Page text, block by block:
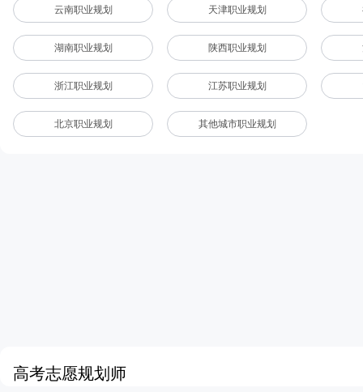
云南职业规划 天津职业规划
湖南职业规划 陕西职业规划
浙江职业规划 江苏职业规划
北京职业规划 其他城市职业规划
高考志愿规划师